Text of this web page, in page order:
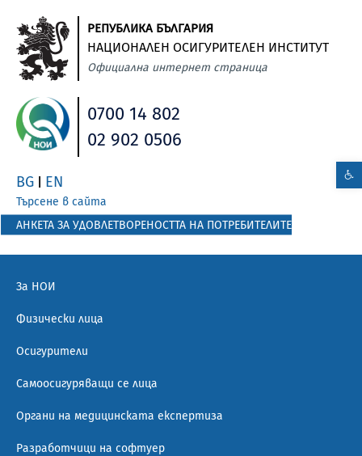
РЕПУБЛИКА БЪЛГАРИЯ
НАЦИОНАЛЕН ОСИГУРИТЕЛЕН ИНСТИТУТ
Официална интернет страница
0700 14 802
02 902 0506
BG EN
Търсене в сайта
АНКЕТА ЗА УДОВЛЕТВОРЕНОСТТА НА ПОТРЕБИТЕЛИТЕ
За НОИ
Физически лица
Осигурители
Самоосигуряващи се лица
Органи на медицинската експертиза
Разработчици на софтуер